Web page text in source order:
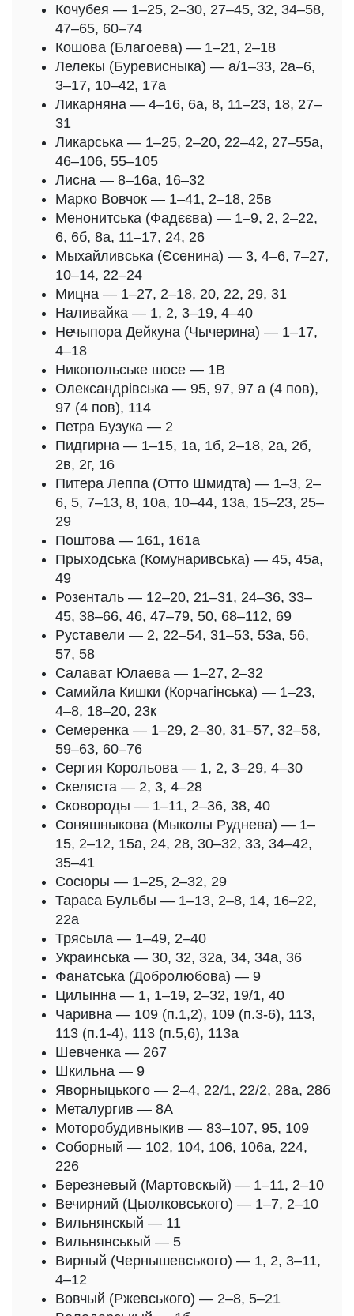
Кочубея — 1–25, 2–30, 27–45, 32, 34–58,
47–65, 60–74
Кошова (Благоева) — 1–21, 2–18
Лелекы (Буревисныка) — а/1–33, 2а–6,
3–17, 10–42, 17а
Ликарняна — 4–16, 6а, 8, 11–23, 18, 27–
31
Ликарська — 1–25, 2–20, 22–42, 27–55а,
46–106, 55–105
Лисна — 8–16а, 16–32
Марко Вовчок — 1–41, 2–18, 25в
Менонитська (Фадєєва) — 1–9, 2, 2–22,
6, 6б, 8а, 11–17, 24, 26
Мыхайливська (Єсенина) — 3, 4–6, 7–27,
10–14, 22–24
Мицна — 1–27, 2–18, 20, 22, 29, 31
Наливайка — 1, 2, 3–19, 4–40
Нечыпора Дейкуна (Чычерина) — 1–17,
4–18
Никопольське шосе — 1В
Олександрівська — 95, 97, 97 а (4 пов),
97 (4 пов), 114
Петра Бузука — 2
Пидгирна — 1–15, 1а, 1б, 2–18, 2а, 2б,
2в, 2г, 16
Питера Леппа (Отто Шмидта) — 1–3, 2–
6, 5, 7–13, 8, 10а, 10–44, 13а, 15–23, 25–
29
Поштова — 161, 161а
Прыходська (Комунаривська) — 45, 45а,
49
Розенталь — 12–20, 21–31, 24–36, 33–
45, 38–66, 46, 47–79, 50, 68–112, 69
Руставели — 2, 22–54, 31–53, 53а, 56,
57, 58
Салават Юлаева — 1–27, 2–32
Самийла Кишки (Корчагінська) — 1–23,
4–8, 18–20, 23к
Семеренка — 1–29, 2–30, 31–57, 32–58,
59–63, 60–76
Сергия Корольова — 1, 2, 3–29, 4–30
Скеляста — 2, 3, 4–28
Сковороды — 1–11, 2–36, 38, 40
Соняшныкова (Мыколы Руднева) — 1–
15, 2–12, 15а, 24, 28, 30–32, 33, 34–42,
35–41
Сосюры — 1–25, 2–32, 29
Тараса Бульбы — 1–13, 2–8, 14, 16–22,
22а
Трясыла — 1–49, 2–40
Украинська — 30, 32, 32а, 34, 34а, 36
Фанатська (Добролюбова) — 9
Цилынна — 1, 1–19, 2–32, 19/1, 40
Чаривна — 109 (п.1,2), 109 (п.3-6), 113,
113 (п.1-4), 113 (п.5,6), 113а
Шевченка — 267
Шкильна — 9
Яворныцького — 2–4, 22/1, 22/2, 28а, 28б
Металургив — 8А
Моторобудивныкив — 83–107, 95, 109
Соборный — 102, 104, 106, 106а, 224,
226
Березневый (Мартовскый) — 1–11, 2–10
Вечирний (Цыолковського) — 1–7, 2–10
Вильнянскый — 11
Вильнянськый — 5
Вирный (Чернышевського) — 1, 2, 3–11,
4–12
Вовчый (Ржевського) — 2–8, 5–21